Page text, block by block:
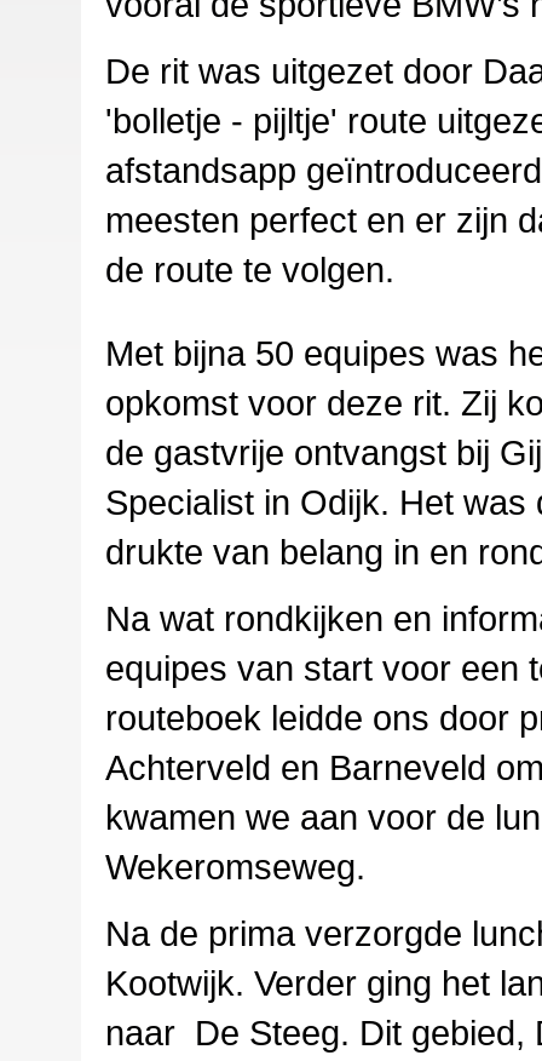
De rit was uitgezet door
'bolletje - pijltje' route
afstandsapp
meesten perfect en er zijn
de route te volgen.
Met bijna 50 equipes was
opkomst voor deze rit. Zij
de gastvrije ontvangst bij
Specialist in Odijk. Het was
drukte van belang in en
Na wat rondkijken en
equipes van start voor een
routeboek leidde ons door
Achterveld en Barneveld
kwamen we aan voor de
Wekeromseweg.
Na de prima verzorgde
Kootwijk. Verder ging het
naar De Steeg. Dit gebied,